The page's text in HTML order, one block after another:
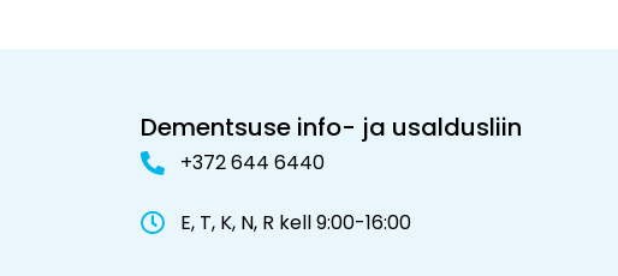
Dementsuse info- ja usaldusliin
+372 644 6440
E, T, K, N, R kell 9:00-16:00